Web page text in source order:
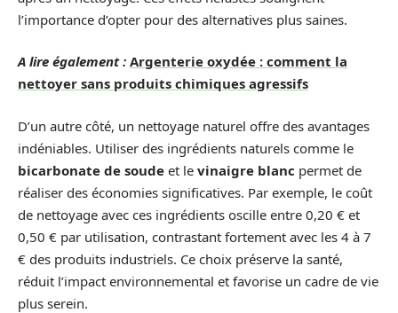
l’importance d’opter pour des alternatives plus saines.
A lire également : Argenterie oxydée : comment la
nettoyer sans produits chimiques agressifs
D’un autre côté, un nettoyage naturel offre des avantages
indéniables. Utiliser des ingrédients naturels comme le
bicarbonate de soude et le vinaigre blanc permet de
réaliser des économies significatives. Par exemple, le coût
de nettoyage avec ces ingrédients oscille entre 0,20 € et
0,50 € par utilisation, contrastant fortement avec les 4 à 7
€ des produits industriels. Ce choix préserve la santé,
réduit l’impact environnemental et favorise un cadre de vie
plus serein.